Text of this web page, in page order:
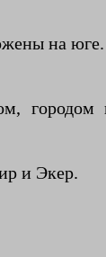
на юге.
и Экер.